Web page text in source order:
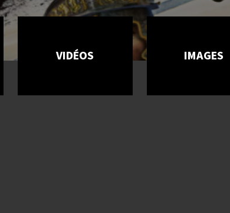
VIDÉOS IMAGES